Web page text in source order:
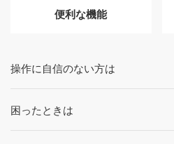
便利な機能
操作に自信のない方は
困ったときは